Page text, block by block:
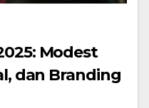
Modest
dan Branding